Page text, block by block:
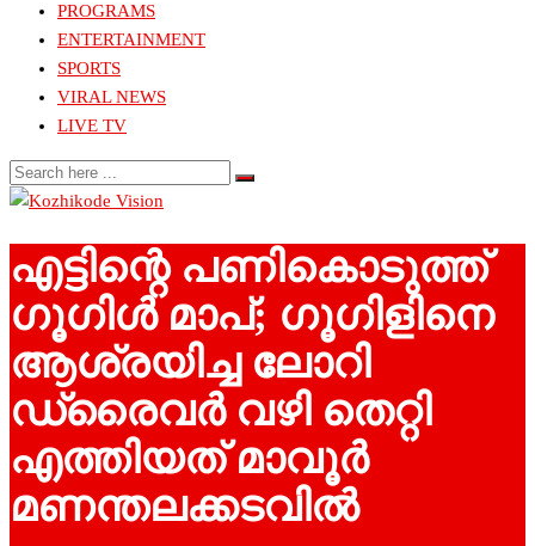
PROGRAMS
ENTERTAINMENT
SPORTS
VIRAL NEWS
LIVE TV
എട്ടിന്റെ പണികൊടുത്ത്
ഗൂഗിള്‍ മാപ്; ഗൂഗിളിനെ
ആശ്രയിച്ച ലോറി
ഡ്രൈവര്‍ വഴി തെറ്റി
എത്തിയത് മാവൂര്‍
മണന്തലക്കടവില്‍